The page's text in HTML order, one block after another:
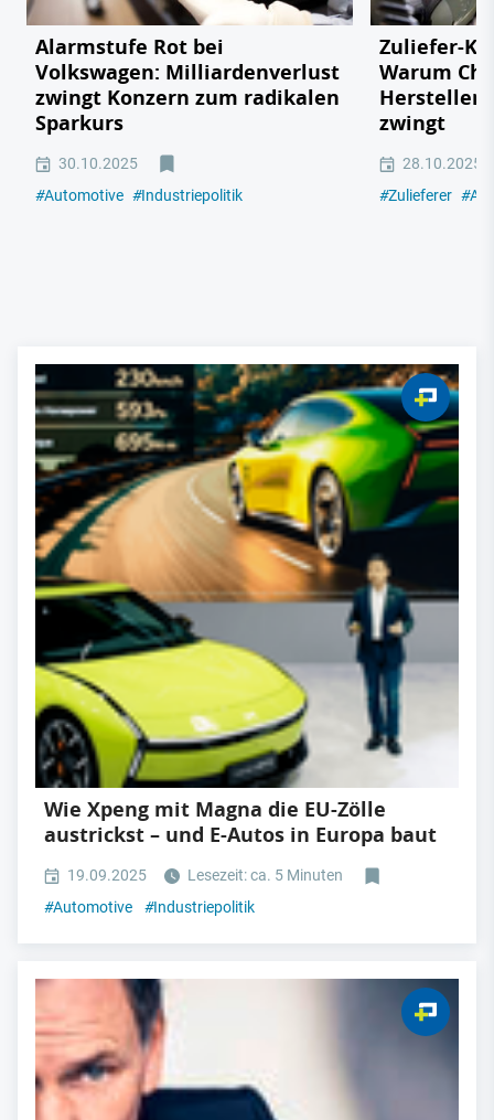
Alarmstufe Rot bei
Volkswagen: Milliardenverlust
zwingt Konzern zum radikalen
Sparkurs
30.10.2025
#Automotive #Industriepolitik
Zuliefer-
Warum
Hersteller
zwingt
28.10.2025
#Zulieferer #
Wie Xpeng mit Magna die EU-Zölle
austrickst – und E-Autos in Europa baut
19.09.2025
Lesezeit: ca. 5 Minuten
#Automotive #Industriepolitik